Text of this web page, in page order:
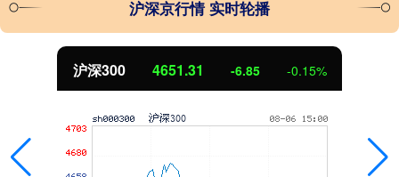
沪深京行情 实时轮播
沪深300 4651.31 -6.85 -0.15%